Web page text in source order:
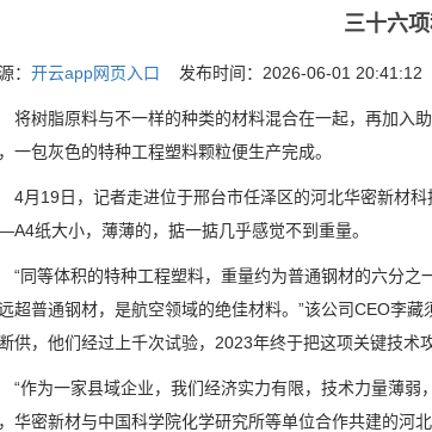
三十六
： 开云app网页入口 发布时间：2026-06-01 20:41:12
树脂原料与不一样的种类的材料混合在一起，再加入助
一包灰色的特种工程塑料颗粒便生产完成。
19日，记者走进位于邢台市任泽区的河北华密新材科
纸大小，薄薄的，掂一掂几乎感觉不到重量。
等体积的特种工程塑料，重量约为普通钢材的六分之
超普通钢材，是航空领域的绝佳材料。”该公司CEO李
供，他们经过上千次试验，2023年终于把这项关键技术攻
为一家县域企业，我们经济实力有限，技术力量薄弱
华密新材与中国科学院化学研究所等单位合作共建的河